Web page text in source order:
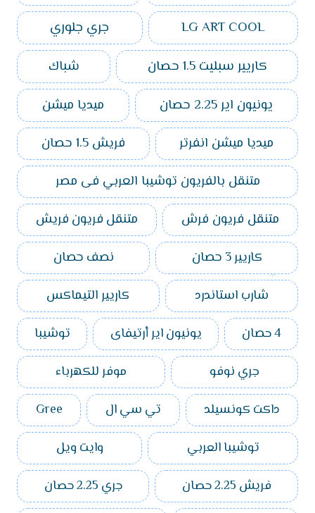
LG ART COOL
جري جلوري
كاريير سبليت 1.5 حصان
شباك
يونيون اير 2.25 حصان
ميديا ميشن
ميديا ميشن انفرتر
فريش 1.5 حصان
متنقل بالفريون توشيبا العربي فى مصر
متنقل فريون فرش
متنقل فريون فريش
كاريير 3 حصان
نصف حصان
شارب استاندرد
كاريير التيماكس
4 حصان
يونيون اير أرتيفاى
توشيبا
جري نوفو
موفر للكهرباء
داكت كونسيلد
تي سي ال
Gree
توشيبا العربي
وايت ويل
فريش 2.25 حصان
جري 2.25 حصان